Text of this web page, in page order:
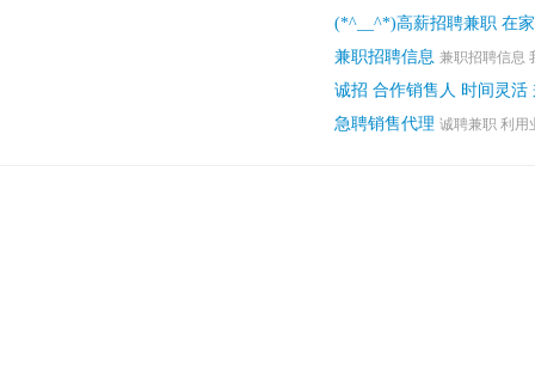
(*^__^*)高薪招聘兼职 在
兼职招聘信息 兼职招聘信息
诚招 合作销售人 时间灵活
急聘销售代理 诚聘兼职 利用